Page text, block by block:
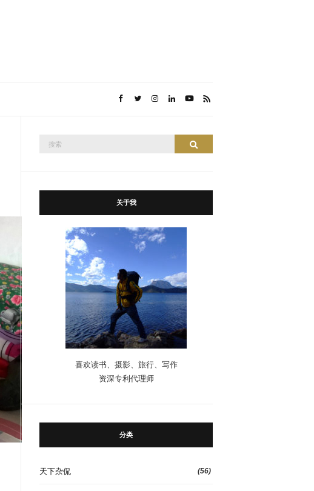
搜索
关于我
喜欢读书、摄影、旅行、写作
资深专利代理师
分类
天下杂侃 (56)